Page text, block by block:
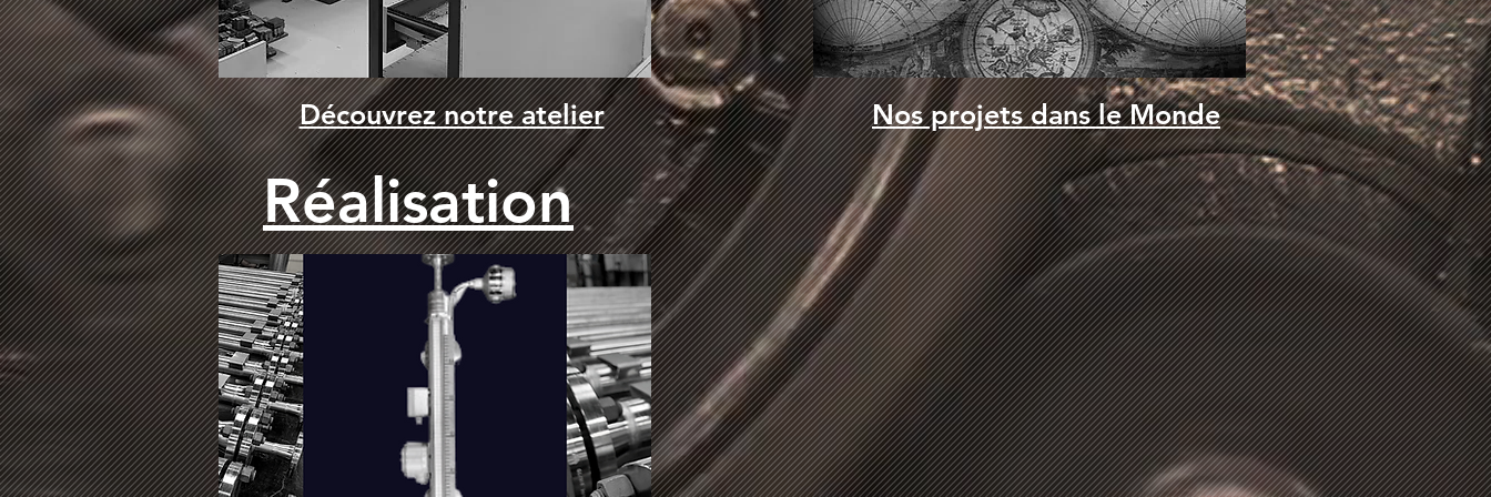
Réalisation
Découvrez notre atelier Nos projets dans le Monde